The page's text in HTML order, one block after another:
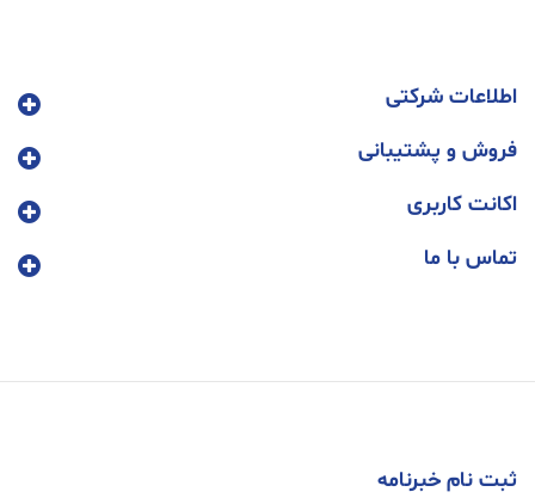
اطلاعات شرکتی
فروش و پشتیبانی
اکانت کاربری
تماس با ما
ثبت نام خبرنامه